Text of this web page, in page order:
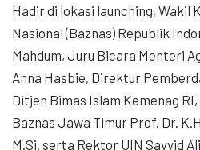
Hadir di lokasi launching, Wakil
Nasional (Baznas) Republik
Mahdum, Juru Bicara Menteri
Anna Hasbie, Direktur
Ditjen Bimas Islam Kemenag
Baznas Jawa Timur Prof. Dr.
M.Si. serta Rektor UIN Sayyid